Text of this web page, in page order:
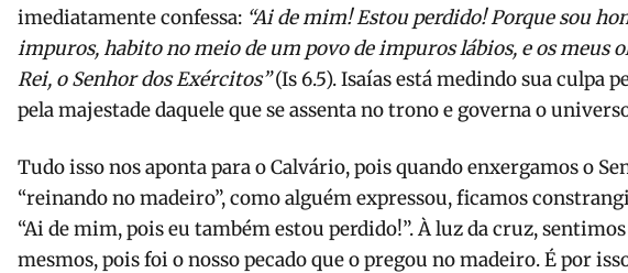
imediatamente confessa: “Ai de mim! Estou perdido! Porque sou
impuros, habito no meio de um povo de impuros lábios, e os meus
Rei, o Senhor dos Exércitos”(Is 6.5). Isaías está medindo sua culpa
pela majestade daquele que se assenta no trono e governa o
Tudo isso nos aponta para o Calvário, pois quando enxergamos o
“reinando no madeiro”, como alguém expressou, ficamos
“Ai de mim, pois eu também estou perdido!”. À luz da cruz,
mesmos, pois foi o nosso pecado que o pregou no madeiro. É por